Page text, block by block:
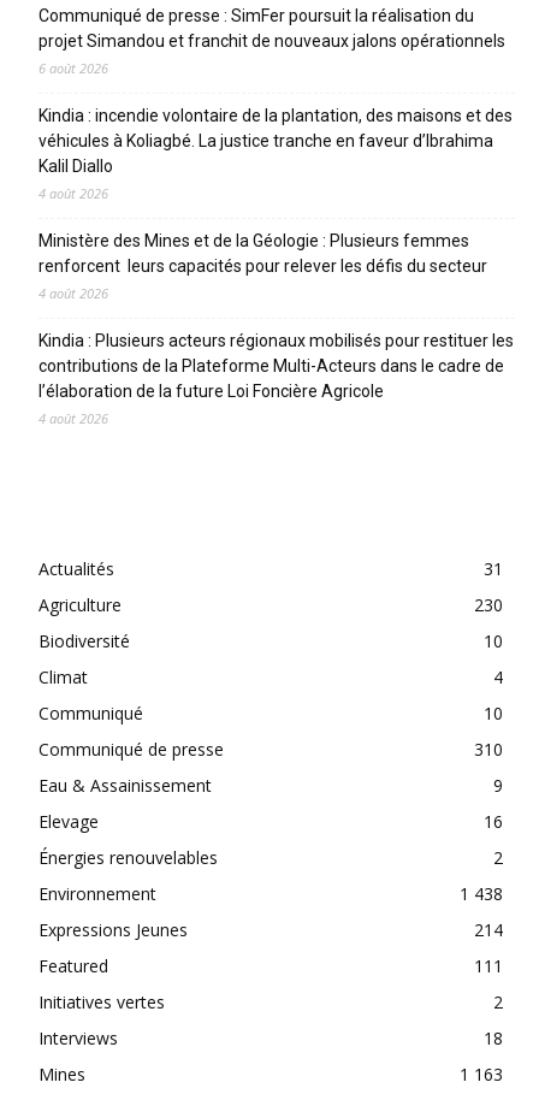
Communiqué de presse : SimFer poursuit la réalisation du
projet Simandou et franchit de nouveaux jalons opérationnels
6 août 2026
Kindia : incendie volontaire de la plantation, des maisons et des
véhicules à Koliagbé. La justice tranche en faveur d’Ibrahima
Kalil Diallo
4 août 2026
Ministère des Mines et de la Géologie : Plusieurs femmes
renforcent leurs capacités pour relever les défis du secteur
4 août 2026
Kindia : Plusieurs acteurs régionaux mobilisés pour restituer les
contributions de la Plateforme Multi-Acteurs dans le cadre de
l’élaboration de la future Loi Foncière Agricole
4 août 2026
Actualités
31
Agriculture
230
Biodiversité
10
Climat
4
Communiqué
10
Communiqué de presse
310
Eau & Assainissement
9
Elevage
16
Énergies renouvelables
2
Environnement
1 438
Expressions Jeunes
214
Featured
111
Initiatives vertes
2
Interviews
18
Mines
1 163